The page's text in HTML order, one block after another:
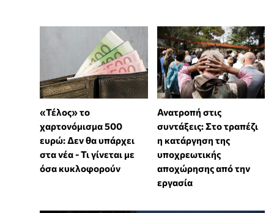
«Τέλος» το
χαρτονόμισμα 500
ευρώ: Δεν θα υπάρχει
στα νέα - Τι γίνεται με
όσα κυκλοφορούν
Ανατροπή στις
συντάξεις: Στο τραπέζι
η κατάργηση της
υποχρεωτικής
αποχώρησης από την
εργασία